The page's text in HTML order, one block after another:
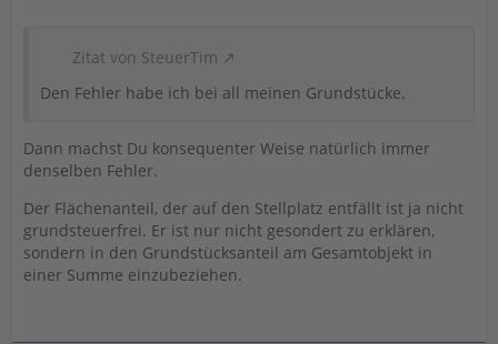
Zitat von SteuerTim
Den Fehler habe ich bei all meinen Grundstücke.
Dann machst Du konsequenter Weise natürlich immer
denselben Fehler.
Der Flächenanteil, der auf den Stellplatz entfällt ist ja nicht
grundsteuerfrei. Er ist nur nicht gesondert zu erklären,
sondern in den Grundstücksanteil am Gesamtobjekt in
einer Summe einzubeziehen.